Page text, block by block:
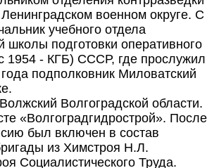
военном округе. С
учебного отдела
школы подготовки оперативного
1954 - КГБ) СССР, где прослужил
подполковник Миловатский
Волгоградской области.
«Волгоградгидрострой». После
был включен в состав
из Химстроя Н.Л.
Социалистического Труда.